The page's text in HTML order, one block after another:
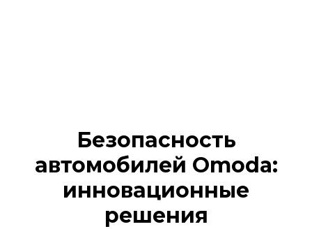
Безопасность
автомобилей Omoda:
инновационные
решения